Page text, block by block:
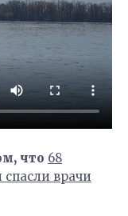
что 68
врачи